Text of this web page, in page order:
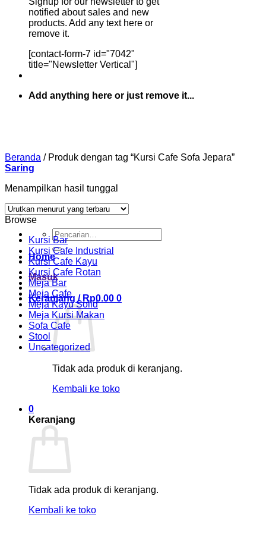
notified about sales and new
products. Add any text here or
remove it.
[contact-form-7 id="7042"
title="Newsletter Vertical"]
Add anything here or just remove it...
Pencarian
untuk:
Home
Masuk
Keranjang / Rp0.00 0
Tidak ada produk di keranjang.
Kembali ke toko
0
Keranjang
Tidak ada produk di keranjang.
Kembali ke toko
Beranda /Produk dengan tag “Kursi Cafe Sofa Jepara”
Saring
Menampilkan hasil tunggal
Browse
Kursi Bar
Kursi Cafe Industrial
Kursi Cafe Kayu
Kursi Cafe Rotan
Meja Bar
Meja Cafe
Meja Kayu Solid
Meja Kursi Makan
Sofa Cafe
Stool
Uncategorized